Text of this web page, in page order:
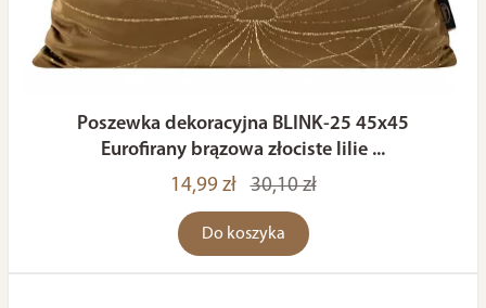
Poszewka dekoracyjna BLINK-25 45x45
Eurofirany brązowa złociste lilie ...
14,99 zł
30,10 zł
Do koszyka